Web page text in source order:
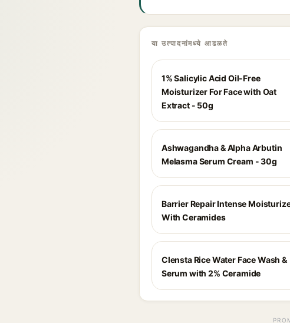
या उत्पादनांमध्ये आढळते
1% Salicylic Acid Oil-Free
Moisturizer For Face with Oat
Extract - 50g
Ashwagandha & Alpha Arbutin
Melasma Serum Cream - 30g
Barrier Repair Intense
With Ceramides
Clensta Rice Water Face Wash &
Serum with 2% Ceramide